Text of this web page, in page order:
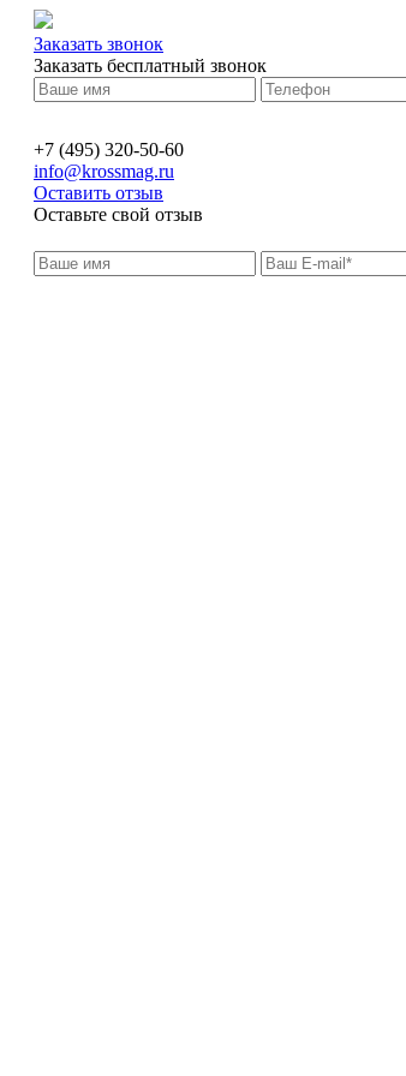
Заказать звонок
Заказать бесплатный звонок
+7 (495) 320-50-60
info@krossmag.ru
Оставить отзыв
Оставьте свой отзыв